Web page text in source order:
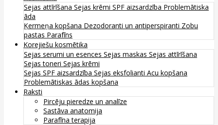
Sejas attīrīšana Sejas krēmi SPF aizsardzība Problemātiska
āda
Ķermeņa kopšana Dezodoranti un antiperspiranti Zobu
pastas Parafīns
Korejiešu kosmētika
Sejas serumi un esences Sejas maskas Sejas attīrīšana
Sejas toneri Sejas krēmi
Sejas SPF aizsardzība Sejas eksfolianti Acu kopšana
Problemātiskas ādas kopšana
Raksti
Pircēju pieredze un analīze
Sastāva anatomija
Parafīna terapija